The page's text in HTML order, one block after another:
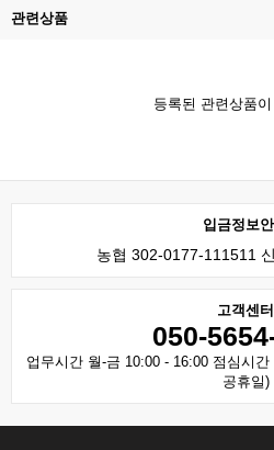
관련상품
등록된 관련상품이
입금정보
농협 302-0177-111511
고객센터
050-
업무시간 월-금 10:00 - 16:00 점심시간
공휴일)